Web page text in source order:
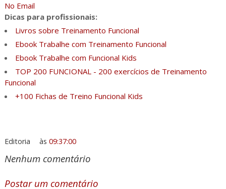
No Email
Dicas para profissionais:
Livros sobre Treinamento Funcional
Ebook Trabalhe com Treinamento Funcional
Ebook Trabalhe com Funcional Kids
TOP 200 FUNCIONAL - 200 exercícios de Treinamento
Funcional
+100 Fichas de Treino Funcional Kids
Editoria às09:37:00
Nenhum comentário
Postar um comentário